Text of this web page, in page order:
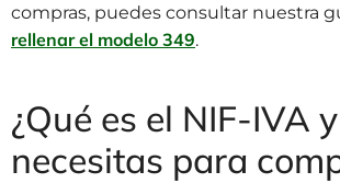
compras, puedes consultar nuestra
rellenar el modelo 349.
¿Qué es el NIF-IVA
necesitas para